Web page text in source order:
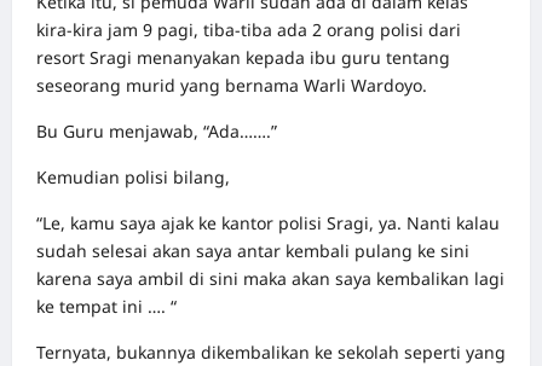
kira-kira jam 9 pagi, tiba-tiba ada 2 orang polisi dari
resort Sragi menanyakan kepada ibu guru tentang
seseorang murid yang bernama Warli Wardoyo.
Bu Guru menjawab, “Ada…….”
Kemudian polisi bilang,
“Le, kamu saya ajak ke kantor polisi Sragi, ya. Nanti kalau
sudah selesai akan saya antar kembali pulang ke sini
karena saya ambil di sini maka akan saya kembalikan lagi
ke tempat ini …. “
Ternyata, bukannya dikembalikan ke sekolah seperti yang